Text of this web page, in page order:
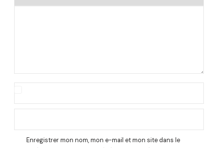
Enregistrer mon nom, mon e-mail et mon site dans le